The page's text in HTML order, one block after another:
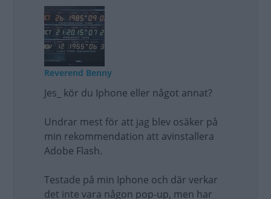
Reverend Benny
Jes_ kör du Iphone eller något annat?
Undrar mest för att jag blev osäker på
min rekommendation att avinstallera
Adobe Flash.
Testade på min Iphone och där verkar
det inte vara någon pop-up, men har